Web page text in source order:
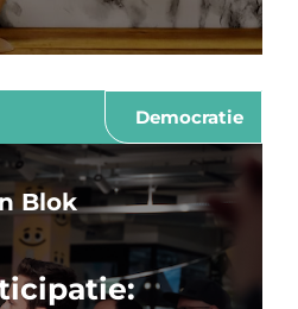
Democratie
Blok